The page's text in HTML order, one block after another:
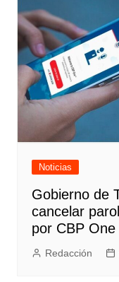
Noticias
Gobierno de
cancelar
por CBP
Redacción